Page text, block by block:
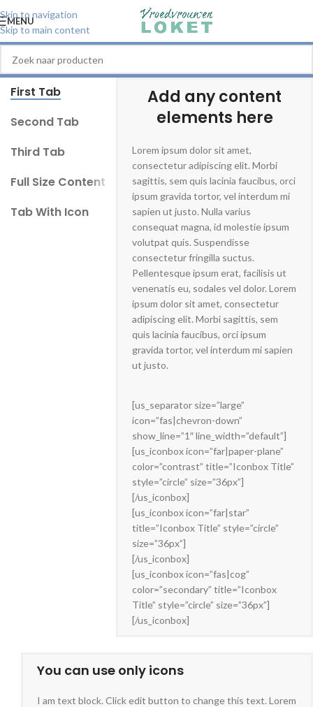
Skip to navigation
Skip to main content
MENU
First Tab
Second Tab
Third Tab
Full Size Content
Tab With Icon
Add any content
elements here
Lorem ipsum dolor sit amet,
consectetur adipiscing elit. Morbi
sagittis, sem quis lacinia faucibus, orci
ipsum gravida tortor, vel interdum mi
sapien ut justo. Nulla varius
consequat magna, id molestie ipsum
volutpat quis. Suspendisse
consectetur fringilla suctus.
Pellentesque ipsum erat, facilisis ut
venenatis eu, sodales vel dolor. Lorem
ipsum dolor sit amet, consectetur
adipiscing elit. Morbi sagittis, sem
quis lacinia faucibus, orci ipsum
gravida tortor, vel interdum mi sapien
ut justo.
[us_separator size=”large”
icon=”fas|chevron-down”
show_line=”1″ line_width=”default”]
[us_iconbox icon=”far|paper-plane”
color=”contrast” title=”Iconbox Title”
style=”circle” size=”36px”]
[/us_iconbox]
[us_iconbox icon=”far|star”
title=”Iconbox Title” style=”circle”
size=”36px”]
[/us_iconbox]
[us_iconbox icon=”fas|cog”
color=”secondary” title=”Iconbox
Title” style=”circle” size=”36px”]
[/us_iconbox]
You can use only icons
I am text block. Click edit button to change this text. Lorem